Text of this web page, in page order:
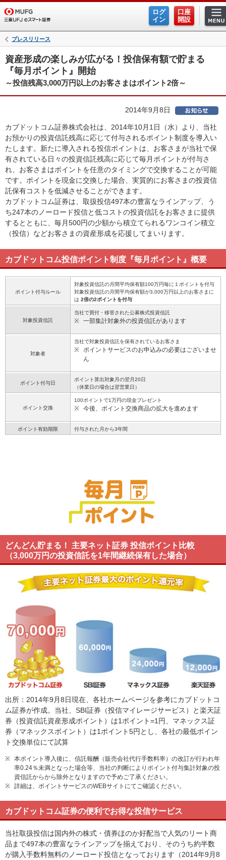
ログ
イン
口座
開設
プレスリリース
資産形成の楽しみが広がる！投信保有額で貯まる
『毎月ポイント』開始
～投信残高3,000万円以上のお客さまはポイント2倍～
2014年9月8日
カブドットコム証券株式会社は、2014年10月1日（水）より、当社
お預かりの投資信託残高に応じて付与されるポイント制度を導入い
たします。新たに導入される投信ポイントは、お客さまが当社で保
有されている日々の投資信託残高に応じて毎月ポイントが付与さ
れ、お客さまはポイントを任意のタイミングで交換することが可能
です。ポイントを現金に交換した場合、実質的にお客さまの投資信
託保有コストを低減させることができます。
カブドットコム証券は、取扱投信497本の豊富なラインアップ、う
ち247本のノーロード投信と低コストの投資信託をお客さまに提供
するとともに、毎月500円の少額から積立てられるワンコイン積立
（投信）などお客さまの資産形成を応援してまいります。
カブドットコム投信ポイント制度『毎月ポイント』概要
ポイント付与ルール
対象投資信託の月間平均保有額100万円毎に１ポイントを付与
対象投資信託の月間平均保有額が3,000万円以上のお客さまに
は 2倍の2ポイントを付与
対象投資信託
当社で買付・移管された公募株式投資信託
※ 一部集計対象外の投資信託があります
対象者
当社で対象投資信託を保有されているお客さま
※ ポイントサービスのお申込みの必要はございませ
ん
ポイント付与日
ポイント算出対象月の翌月20日
（休業日の場合は翌営業日）
ポイント交換
100ポイントで1万円の現金プレゼント
※ 今後、ポイント交換商品の拡大を進めます
ポイント有効期限 付与された月から3年間
どんどん貯まる！ 主要ネット証券 投信ポイント比較
（3,000万円の投資信託を1年間継続保有した場合）
出所：2014年9月8日現在、各社ホームページを参考にカブドットコ
ム証券が作成。当社、SBI証券（投信マイレージサービス）と楽天証
券（投資信託資産形成ポイント）は1ポイント=1円、マネックス証
券（マネックスポイント）は1ポイント5円とし、各社の最低ポイン
ト交換単位にて試算
※ 本ポイント導入後に、信託報酬（販売会社代行手数料率）の改訂が行われ年
率0.24％未満となった場合等、当社の判断によりポイント付与集計対象の投
資信託からから除外となりますので予めご了承ください。
※ 詳細は、ポイントサービスのWEBサイトにてご確認ください。
カブドットコム証券の便利でお得な投信サービス
当社取扱投信は国内外の株式・債券ほのか好配当で人気のリート商
品まで497本の豊富なラインアップを揃えており、そのうち約半数
が購入手数料無料のノーロード投信となっております（2014年9月8